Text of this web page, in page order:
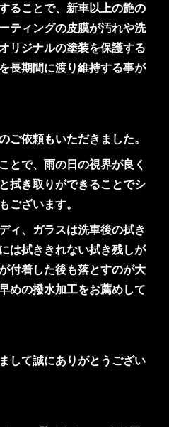
ることで、新車以上の艶の
ティングの皮膜が汚れや洗
リジナルの塗装を保護する
長期間に渡り維持する事が
ご依頼もいただきました。
とで、雨の日の視界が良く
拭き取りができることでシ
ございます。
ィ、ガラスは洗車後の拭き
は拭ききれない拭き残しが
付着した後も落とすのが大
めの撥水加工をお薦めして
して誠にありがとうござい